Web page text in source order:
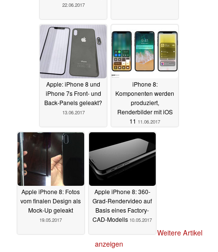
22.06.2017
Apple: iPhone 8 und
iPhone 7s Front- und
Back-Panels geleakt?
13.06.2017
iPhone 8:
Komponenten werden
produziert,
Renderbilder mit iOS
11 11.06.2017
Apple iPhone 8: Fotos
vom finalen Design als
Mock-Up geleakt
19.05.2017
Apple iPhone 8: 360-
Grad-Rendervideo auf
Basis eines Factory-
CAD-Modells 10.05.2017
Weitere Artikel
anzeigen